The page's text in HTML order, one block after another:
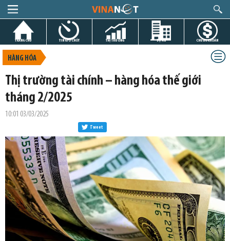
TRANG CHỦ TIN GIỜ CHÓT THỊ TRƯỜNG DỰ ÁN CHỨNG KHOÁN
HÀNG HÓA
Thị trường tài chính – hàng hóa thế giới
tháng 2/2025
10:01 03/03/2025
Tweet